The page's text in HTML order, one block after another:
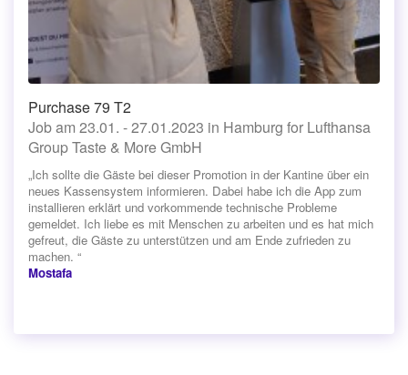
Purchase 79 T2
Job am 23.01. - 27.01.2023 in Hamburg for Lufthansa
Group Taste & More GmbH
„Ich sollte die Gäste bei dieser Promotion in der Kantine über ein
neues Kassensystem informieren. Dabei habe ich die App zum
installieren erklärt und vorkommende technische Probleme
gemeldet. Ich liebe es mit Menschen zu arbeiten und es hat mich
gefreut, die Gäste zu unterstützen und am Ende zufrieden zu
machen. “
Mostafa